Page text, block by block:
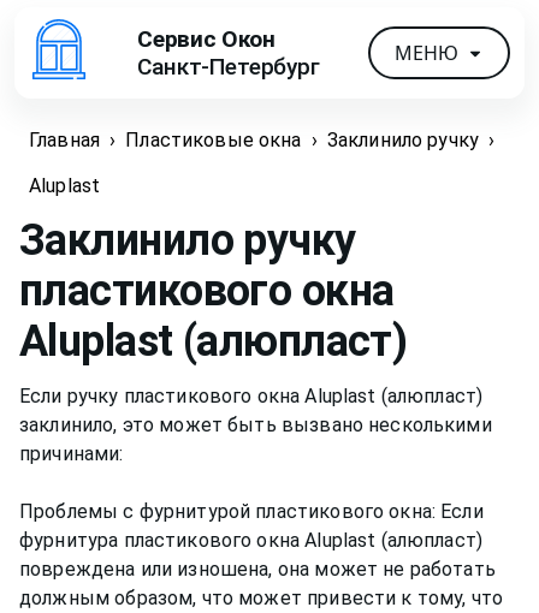
Сервис Окон
Санкт-Петербург
МЕНЮ
Главная › Пластиковые окна › Заклинило ручку ›
Aluplast
Заклинило ручку
пластикового окна
Aluplast (алюпласт)
Если ручку пластикового окна Aluplast (алюпласт)
заклинило, это может быть вызвано несколькими
причинами:
Проблемы с фурнитурой пластикового окна: Если
фурнитура пластикового окна Aluplast (алюпласт)
повреждена или изношена, она может не работать
должным образом, что может привести к тому, что